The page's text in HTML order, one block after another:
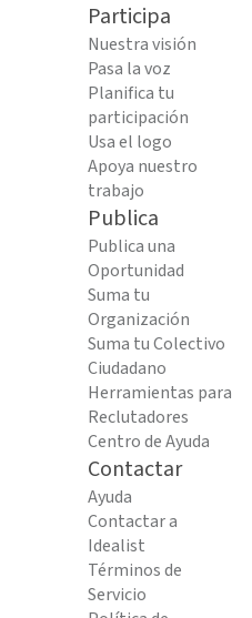
Participa
Nuestra visión
Pasa la voz
Planifica tu
participación
Usa el logo
Apoya nuestro
trabajo
Publica
Publica una
Oportunidad
Suma tu
Organización
Suma tu Colectivo
Ciudadano
Herramientas para
Reclutadores
Centro de Ayuda
Contactar
Ayuda
Contactar a
Idealist
Términos de
Servicio